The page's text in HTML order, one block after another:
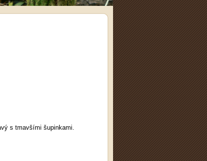
s tmavšími šupinkami.